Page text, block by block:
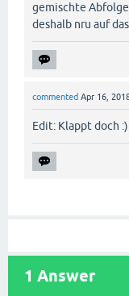
gemischte
deshalb nru auf
commented Apr 16,
Edit: Klappt doch :)
1 Answer